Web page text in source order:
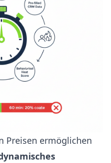
Preisen ermöglichen